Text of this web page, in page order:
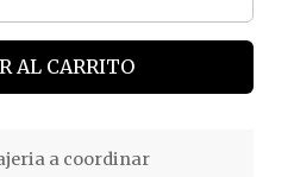
AL CARRITO
a coordinar